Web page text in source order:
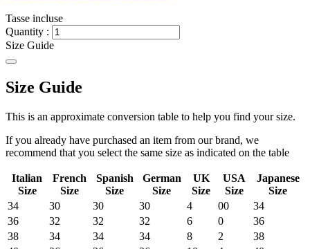
Tasse incluse
Quantity :
Size Guide
Size Guide
This is an approximate conversion table to help you find your size.
If you already have purchased an item from our brand, we
recommend that you select the same size as indicated on the table
Italian
Size
French
Size
Spanish
Size
German
Size
UK
Size
USA
Size
Japanese
Size
34
30 30 30 4 00
34
36
32 32 32 6 0
36
38
34 34 34 8 2
38